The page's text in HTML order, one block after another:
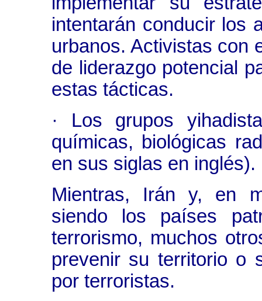
intentarán conducir los
urbanos. Activistas con
de liderazgo potencial
estas tácticas.
· Los grupos
químicas, biológicas
en sus siglas en inglés).
Mientras, Irán y, en
siendo los países
terrorismo, muchos
prevenir su territorio o
por terroristas.